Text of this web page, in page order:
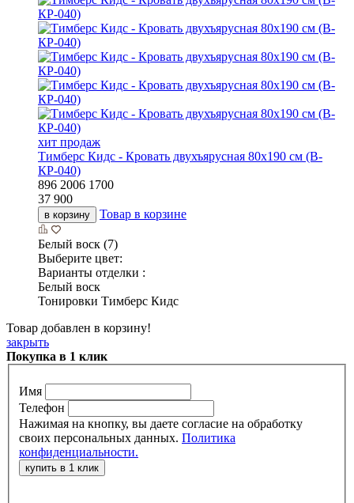
хит продаж
Тимберс Кидс - Кровать двухъярусная 80х190 см (В-
КР-040)
896 2006 1700
37 900
в корзину Товар в корзине
Белый воск (7)
Выберите цвет:
Варианты отделки :
Белый воск
Тонировки Тимберс Кидс
Товар добавлен в корзину!
закрыть
Покупка в 1 клик
Имя
Телефон
Нажимая на кнопку, вы даете согласие на обработку
своих персональных данных. Политика
конфиденциальности.